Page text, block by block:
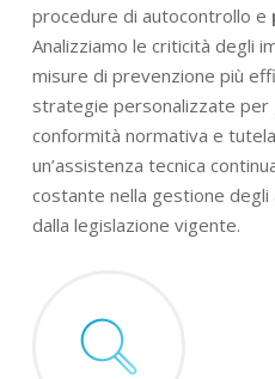
procedure di autocontrollo e
Analizziamo le criticità degli
misure di prevenzione più
strategie personalizzate per
conformità normativa e
un’assistenza tecnica
costante nella gestione
dalla legislazione vigente.